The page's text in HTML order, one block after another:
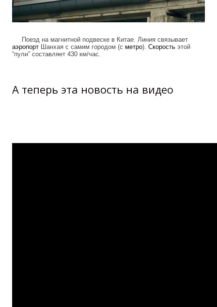
Поезд на магнитной подвеске в Китае. Линия связывает
аэропорт Шанхая с самим городом (с метро). Скорость этой
“пули” составляет 430 км/час.
А теперь эта новость на видео